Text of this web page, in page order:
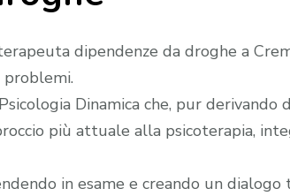
dipendenze da droghe a
Dinamica che, pur derivando
più attuale alla psicoterapia,
in esame e creando un